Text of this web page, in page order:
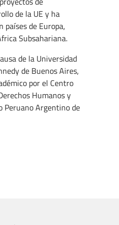
de la UE y ha
países de Europa,
Subsahariana.
de la Universidad
de Buenos Aires,
por el Centro
Humanos y
Argentino de